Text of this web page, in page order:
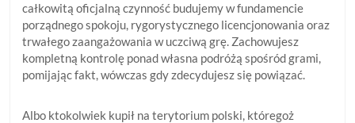
całkowitą oficjalną czynność budujemy w fundamencie
porządnego spokoju, rygorystycznego licencjonowania oraz
trwałego zaangażowania w uczciwą grę. Zachowujesz
kompletną kontrolę ponad własna podróżą spośród grami,
pomijając fakt, wówczas gdy zdecydujesz się powiązać.
Albo ktokolwiek kupił na terytorium polski, któregoż